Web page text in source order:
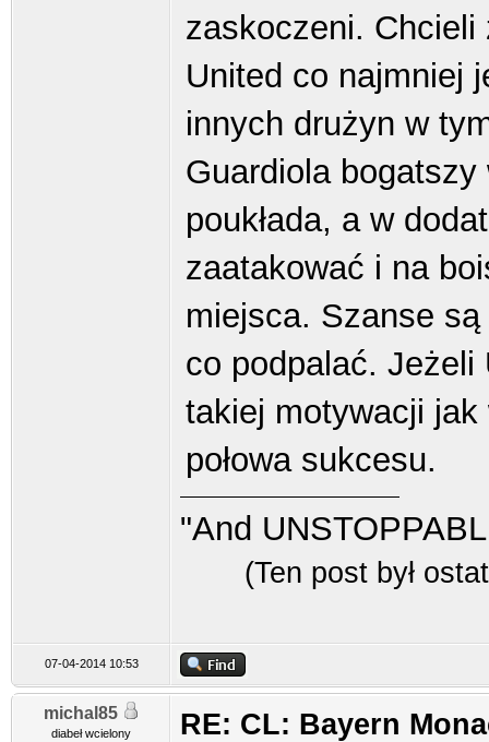
zaskoczeni.
United co najmniej
innych drużyn w
Guardiola
poukłada, a w
zaatakować i na
miejsca. Szanse
co podpalać. Jeżeli
takiej motywacji
połowa sukcesu.
"And
(Ten post był
07-04-2014 10:53
michal85
diabeł wcielony
RE: CL: Bayern